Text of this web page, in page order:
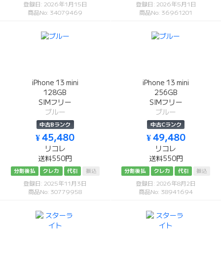
登録日: 2026年1月15日
商品No: 34079469
登録日: 2026年5月1日
商品No: 36961201
iPhone 13 mini
128GB
SIMフリー
ブルー
中古Bランク
¥ 45,480
リコレ
送料550円
分割後払 クレカ 代引 振込
登録日: 2025年11月3日
商品No: 30779958
iPhone 13 mini
256GB
SIMフリー
ブルー
中古Cランク
¥ 49,480
リコレ
送料550円
分割後払 クレカ 代引 振込
登録日: 2026年8月2日
商品No: 38941694